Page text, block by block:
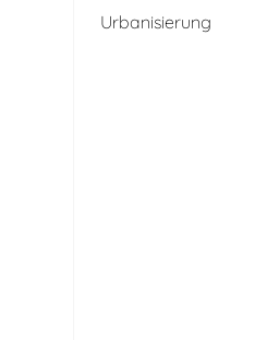
Urbanisierung